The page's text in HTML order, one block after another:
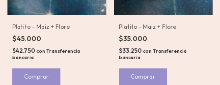
Platito - Maiz + Flore
$45.000
$42.750 con Transferencia
bancaria
Comprar
Platito - Maiz + Flore
$35.000
$33.250 con Transferencia
bancaria
Comprar